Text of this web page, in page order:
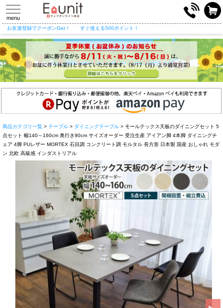
toggle
navigation
menu
お友達登録でクーポンGet！ すぐ使える500ポイント！
商品カテゴリ一覧 > テーブル > ダイニングテーブル > モールテックス天板のダイニングセット 5
点セット 幅140～160cm 奥行き90cm サイズオーダー 受注生産 アイアン脚 4本脚 ダイニングチ
ェア 4脚 PUレザー MORTEX 石目調 コンクリート調 モルタル 長方形 日本製 国産 おしゃれ モダ
ン 北欧 高級感 インダストリアル